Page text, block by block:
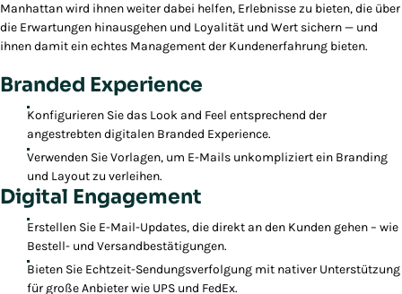
Manhattan wird ihnen weiter dabei helfen, Erlebnisse zu bieten, die über
die Erwartungen hinausgehen und Loyalität und Wert sichern — und
ihnen damit ein echtes Management der Kundenerfahrung bieten.
Branded Experience
Konfigurieren Sie das Look and Feel entsprechend der
angestrebten digitalen Branded Experience.
Verwenden Sie Vorlagen, um E-Mails unkompliziert ein Branding
und Layout zu verleihen.
Digital Engagement
Erstellen Sie E-Mail-Updates, die direkt an den Kunden gehen – wie
Bestell- und Versandbestätigungen.
Bieten Sie Echtzeit-Sendungsverfolgung mit nativer Unterstützung
für große Anbieter wie UPS und FedEx.